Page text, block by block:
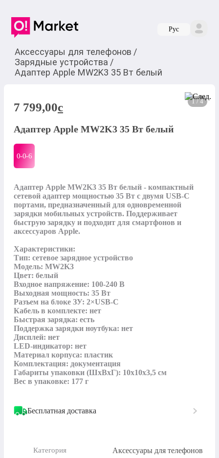
Руc
Аксессуары для телефонов /
Зарядные устройства /
Адаптер Apple MW2K3 35 Вт белый
1 / 4
7 799,00c
Адаптер Apple MW2K3 35 Вт белый
0-0-6
Адаптер Apple MW2K3 35 Вт белый - компактный
сетевой адаптер мощностью 35 Вт с двумя USB-C
портами, предназначенный для одновременной
зарядки мобильных устройств. Поддерживает
быструю зарядку и подходит для смартфонов и
аксессуаров Apple.
Характеристики:
Тип: сетевое зарядное устройство
Модель: MW2K3
Цвет: белый
Входное напряжение: 100-240 В
Выходная мощность: 35 Вт
Разъем на блоке ЗУ: 2×USB-C
Кабель в комплекте: нет
Быстрая зарядка: есть
Поддержка зарядки ноутбука: нет
Дисплей: нет
LED-индикатор: нет
Материал корпуса: пластик
Комплектация: документация
Габариты упаковки (ШхВхГ): 10х10х3,5 см
Вес в упаковке: 177 г
Бесплатная доставка
Категория Аксессуары для телефонов